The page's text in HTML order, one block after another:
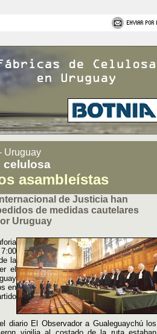
Uruguay
celulosa
asambleístas
de Justicia han
de medidas cautelares
Uruguay
la
el
en
diario El Observador a Gualeguaychú los